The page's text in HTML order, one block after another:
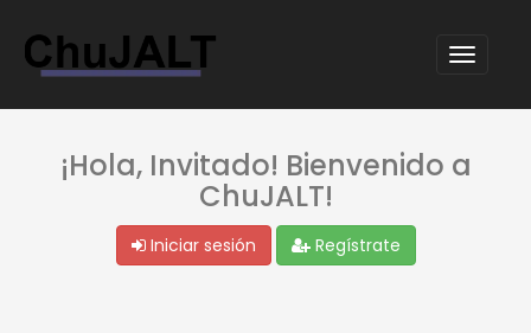
¡Hola, Invitado! Bienvenido a
ChuJALT!
Iniciar sesión Regístrate